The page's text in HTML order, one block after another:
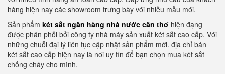
hàng hiện nay các showroom trưng bày với nhiều mẫu mới.
Sản phẩm két sắt ngân hàng nhà nước cần thơ hiện đạng
được phân phối bởi công ty nhà máy sản xuất két sắt cao cấp. Với
những chuỗi đại lý liên tục cập nhật sản phẩm mới. địa chỉ bán
két sắt cao cấp hiện nay là nơi uy tín để bạn chọn mua két sắt
chống cháy cho mình.